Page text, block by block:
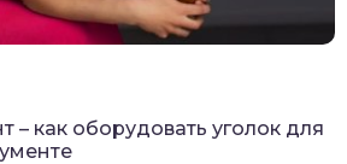
– как оборудовать уголок для